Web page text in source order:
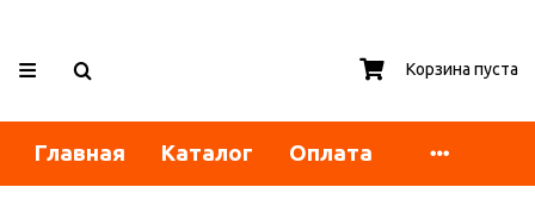
Корзина пуста
Главная Каталог Оплата